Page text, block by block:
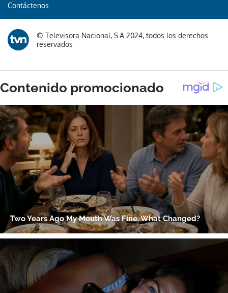
Gracias por suscribirte a nuestro boletín.
Contáctenos
© Televisora Nacional, S.A 2024, todos los derechos
reservados